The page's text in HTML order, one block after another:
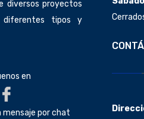
diversos proyectos
diferentes tipos y
en